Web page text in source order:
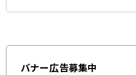
バナー広告募集中